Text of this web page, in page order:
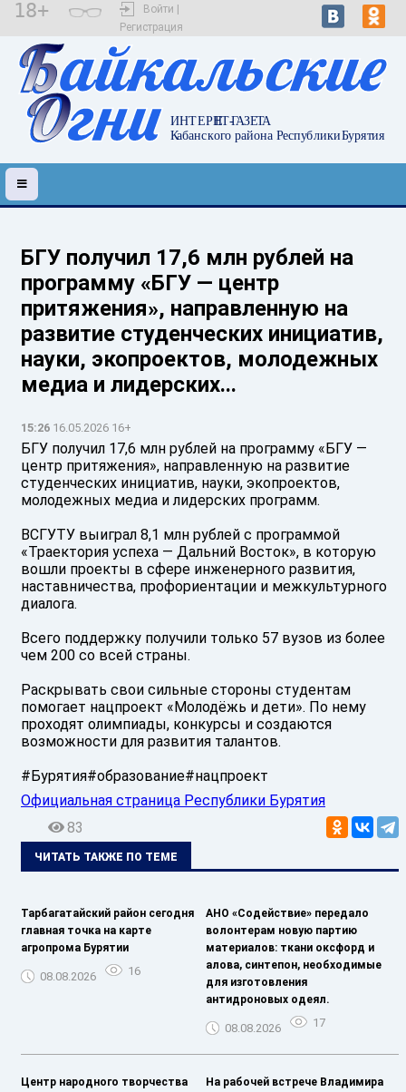
18+
Войти |
Регистрация
БГУ получил 17,6 млн рублей на
программу «БГУ — центр
притяжения», направленную на
развитие студенческих инициатив,
науки, экопроектов, молодежных
медиа и лидерских...
15:26 16.05.2026 16+
БГУ получил 17,6 млн рублей на программу «БГУ —
центр притяжения», направленную на развитие
студенческих инициатив, науки, экопроектов,
молодежных медиа и лидерских программ.
ВСГУТУ выиграл 8,1 млн рублей с программой
«Траектория успеха — Дальний Восток», в которую
вошли проекты в сфере инженерного развития,
наставничества, профориентации и межкультурного
диалога.
Всего поддержку получили только 57 вузов из более
чем 200 со всей страны.
Раскрывать свои сильные стороны студентам
помогает нацпроект «Молодёжь и дети». По нему
проходят олимпиады, конкурсы и создаются
возможности для развития талантов.
#Бурятия#образование#нацпроект
Официальная страница Республики Бурятия
83
ЧИТАТЬ ТАКЖЕ ПО ТЕМЕ
Тарбагатайский район сегодня
главная точка на карте
агропрома Бурятии
08.08.2026 16
АНО «Содействие» передало
волонтерам новую партию
материалов: ткани оксфорд и
алова, синтепон, необходимые
для изготовления
антидроновых одеял.
08.08.2026 17
Центр народного творчества
На рабочей встрече Владимира